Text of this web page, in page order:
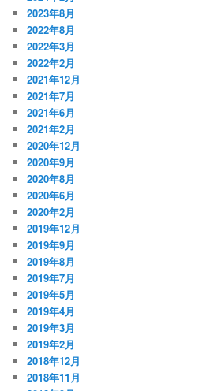
2023年8月
2022年8月
2022年3月
2022年2月
2021年12月
2021年7月
2021年6月
2021年2月
2020年12月
2020年9月
2020年8月
2020年6月
2020年2月
2019年12月
2019年9月
2019年8月
2019年7月
2019年5月
2019年4月
2019年3月
2019年2月
2018年12月
2018年11月